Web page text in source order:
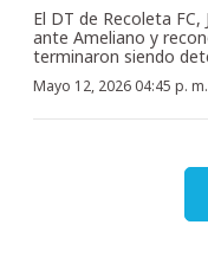
El DT de Recoleta
ante Ameliano y
terminaron siendo
Mayo 12, 2026 04:45 p. m.